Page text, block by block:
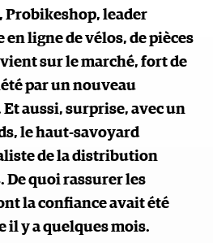
Probikeshop, leader
en ligne de vélos, de pièces
sur le marché, fort de
par un nouveau
aussi, surprise, avec un
le haut-savoyard
de la distribution
De quoi rassurer les
la confiance avait été
il y a quelques mois.